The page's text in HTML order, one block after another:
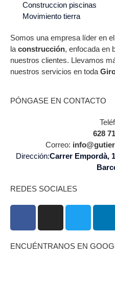
Construccion piscinas
Movimiento tierra
Somos una empresa líder en
la construcción, enfocada en
nuestros clientes. Llevamos
nuestros servicios en toda
PÓNGASE EN CONTACTO
628
Correo:
Dirección:Carrer Empordà,
REDES SOCIALES
ENCUÉNTRANOS EN